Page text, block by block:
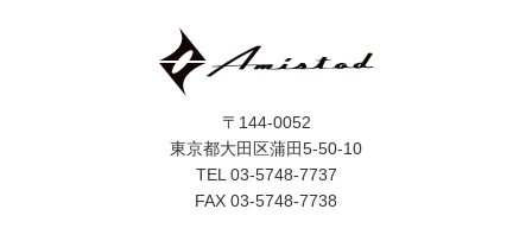
〒144-0052
東京都大田区蒲田5-50-10
TEL 03-5748-7737
FAX 03-5748-7738